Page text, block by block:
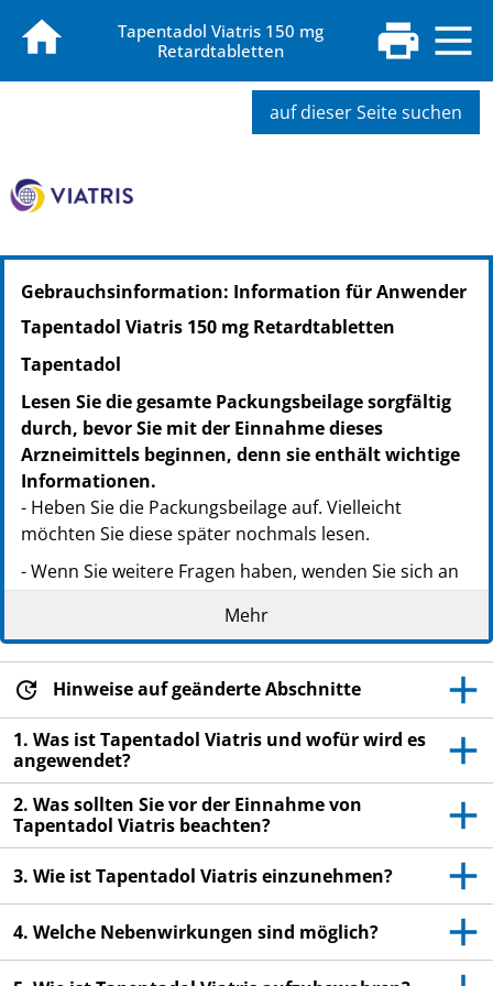
Tapentadol Viatris 150 mg
Retardtabletten
auf dieser Seite suchen
PZN: 18265704
PPN: 111826570472
NTIN: 04150182657045
PPN: 111826571038
NTIN: 04150182657106
Gebrauchsinformation: Information für Anwender
Tapentadol Viatris 150 mg Retardtabletten
Tapentadol
Lesen Sie die gesamte Packungsbeilage sorgfältig
durch, bevor Sie mit der Einnahme dieses
Arzneimittels beginnen, denn sie enthält wichtige
Informationen.
- Heben Sie die Packungsbeilage auf. Vielleicht
möchten Sie diese später nochmals lesen.
- Wenn Sie weitere Fragen haben, wenden Sie sich an
Ihren Arzt oder Apotheker.
- Dieses Arzneimittel wurde Ihnen persönlich
verschrieben. Geben Sie es nicht an Dritte weiter. Es
kann anderen Menschen schaden, auch wenn diese
die gleichen Beschwerden haben wie Sie.
- Wenn Sie Nebenwirkungen bemerken, wenden Sie
sich an Ihren Arzt oder Apotheker. Dies gilt auch für
Nebenwirkungen, die nicht in dieser Packungsbeilage
angegeben sind. Siehe Abschnitt 4.
Mehr
Hinweise auf geänderte Abschnitte
1. Was ist Tapentadol Viatris und wofür wird es
angewendet?
2. Was sollten Sie vor der Einnahme von
Tapentadol Viatris beachten?
3. Wie ist Tapentadol Viatris einzunehmen?
4. Welche Nebenwirkungen sind möglich?